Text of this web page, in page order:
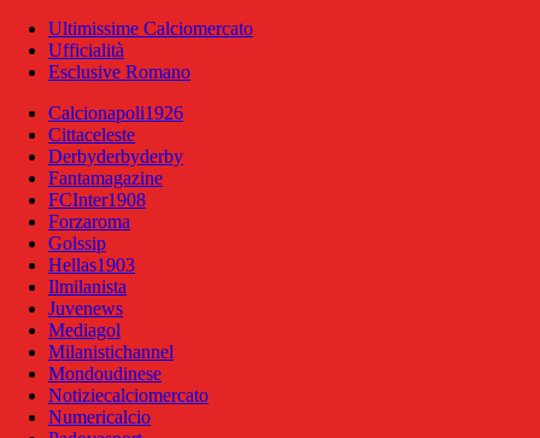
Ultimissime Calciomercato
Ufficialità
Esclusive Romano
Calcionapoli1926
Cittaceleste
Derbyderbyderby
Fantamagazine
FCInter1908
Forzaroma
Golssip
Hellas1903
Ilmilanista
Juvenews
Mediagol
Milanistichannel
Mondoudinese
Notiziecalciomercato
Numericalcio